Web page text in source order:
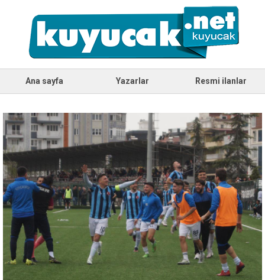
Ana sayfa Yazarlar Resmi ilanlar